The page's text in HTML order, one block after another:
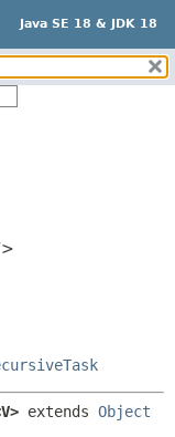
Java SE 18 & JDK 18
済
extends Object